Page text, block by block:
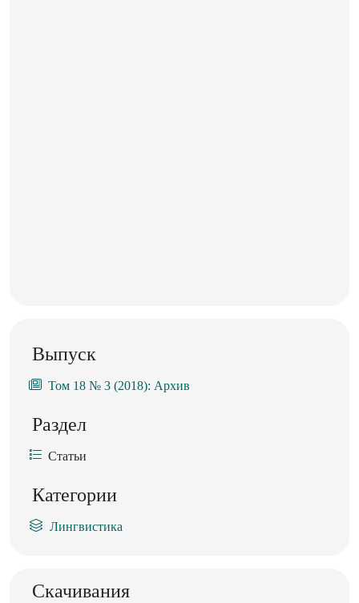
Выпуск
Том 18 № 3 (2018): Архив
Раздел
Статьи
Категории
Лингвистика
Скачивания